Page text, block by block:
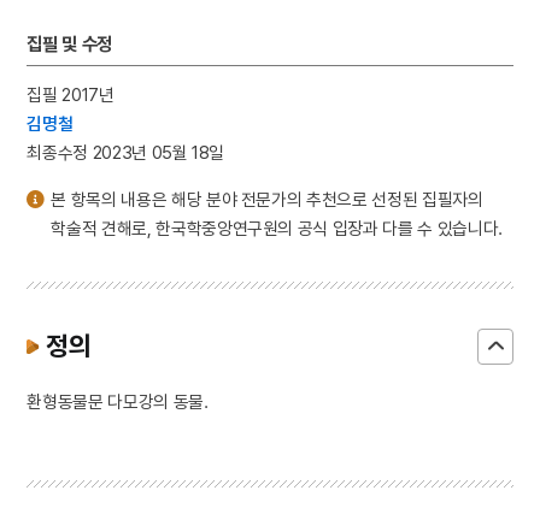
집필 및 수정
집필 2017년
김명철
최종수정 2023년 05월 18일
본 항목의 내용은 해당 분야 전문가의 추천으로 선정된 집필자의
학술적 견해로, 한국학중앙연구원의 공식 입장과 다를 수 있습니다.
정의
환형동물문 다모강의 동물.